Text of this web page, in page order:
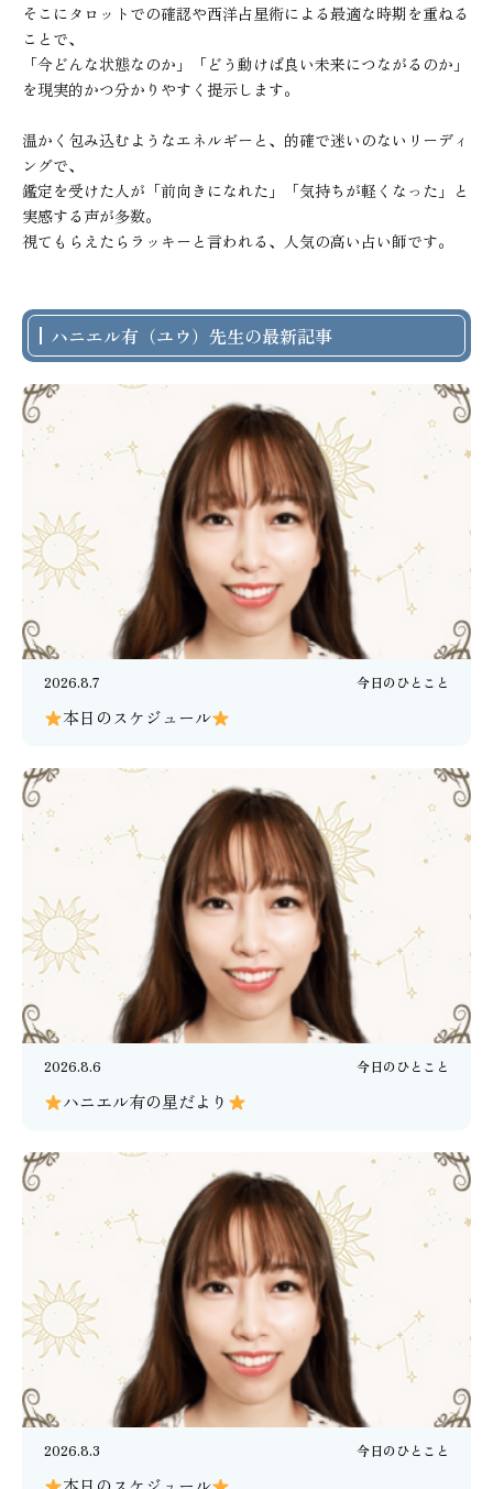
そこにタロットでの確認や西洋占星術による最適な時期を重ねる
ことで、
「今どんな状態なのか」「どう動けば良い未来につながるのか」
を現実的かつ分かりやすく提示します。
温かく包み込むようなエネルギーと、的確で迷いのないリーディ
ングで、
鑑定を受けた人が「前向きになれた」「気持ちが軽くなった」と
実感する声が多数。
視てもらえたらラッキーと言われる、人気の高い占い師です。
ハニエル有（ユウ）先生の最新記事
2026.8.7 今日のひとこと
本日のスケジュール
2026.8.6 今日のひとこと
ハニエル有の星だより
2026.8.3 今日のひとこと